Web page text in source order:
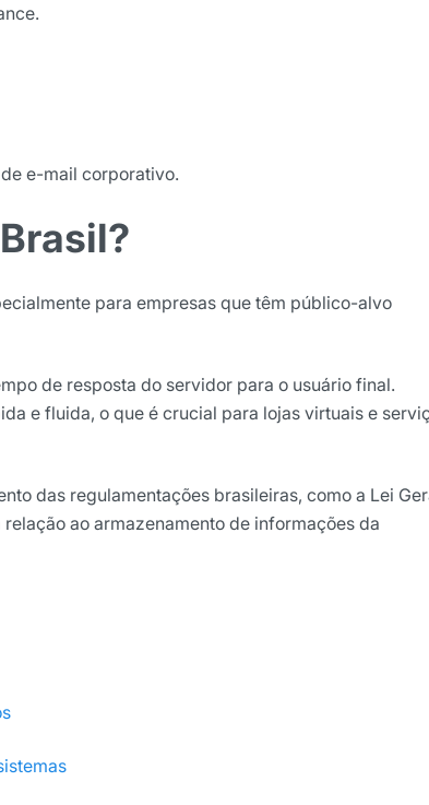
e-mail corporativo.
para empresas que têm público-alvo
de resposta do servidor para o usuário final.
e fluida, o que é crucial para lojas virtuais e
das regulamentações brasileiras, como a Lei
ao armazenamento de informações da
receber